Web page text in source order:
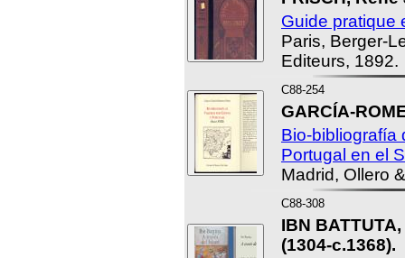
Guide pratique
Paris, Berger-
Editeurs, 1892.
C88-254
GARCÍA-
Bio-bibliografía
Portugal en el
Madrid, Ollero
C88-308
IBN
(1304-c.1368).